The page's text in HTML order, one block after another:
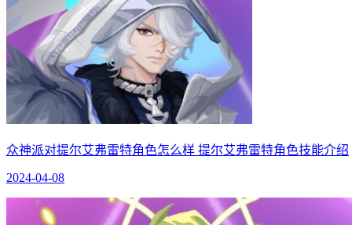
众神派对提尔艾弗雷特角色怎么样 提尔艾弗雷特角色技能介绍
2024-04-08